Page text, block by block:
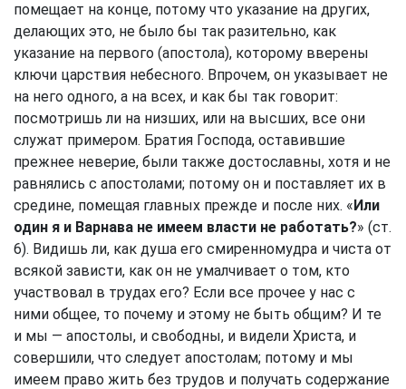
помещает на конце, потому что указание на других,
делающих это, не было бы так разительно, как
указание на первого (апостола), которому вверены
ключи царствия небесного. Впрочем, он указывает не
на него одного, а на всех, и как бы так говорит:
посмотришь ли на низших, или на высших, все они
служат примером. Братия Господа, оставившие
прежнее неверие, были также достославны, хотя и не
равнялись с апостолами; потому он и поставляет их в
средине, помещая главных прежде и после них. «Или
один я и Варнава не имеем власти не работать?» (ст.
6). Видишь ли, как душа его смиренномудра и чиста от
всякой зависти, как он не умалчивает о том, кто
участвовал в трудах его? Если все прочее у нас с
ними общее, то почему и этому не быть общим? И те
и мы — апостолы, и свободны, и видели Христа, и
совершили, что следует апостолам; потому и мы
имеем право жить без трудов и получать содержание